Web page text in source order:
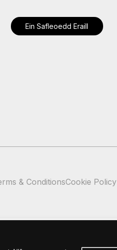
Ein Safleoedd Eraill
& ConditionsCookie Policy